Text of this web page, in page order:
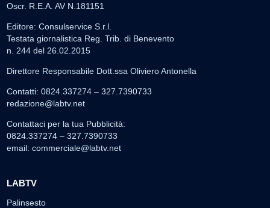
Oscr. R.E.A. AV N.181151
Editore: Consulservice S.r.l.
Testata giornalistica Reg. Trib. di Benevento
n. 244 del 26.02.2015
Direttore Responsabile Dott.ssa Oliviero Antonella
Contatti: 0824.337274 – 327.7390733
redazione@labtv.net
Contattaci per la tua Pubblicità:
0824.337274 – 327.7390733
email: commerciale@labtv.net
LABTV
Palinsesto